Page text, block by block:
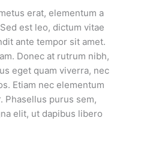
erat, elementum a
est leo, dictum vitae
ante tempor sit amet.
Donec at rutrum nibh,
eget quam viverra, nec
Etiam nec elementum
Phasellus purus sem,
elit, ut dapibus libero